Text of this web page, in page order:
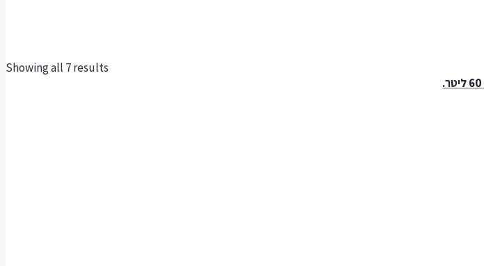
Showing all 7 results